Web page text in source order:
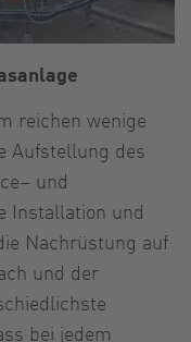
reichen wenige
Aufstellung des
und
Installation und
Nachrüstung auf
und der
bei jedem